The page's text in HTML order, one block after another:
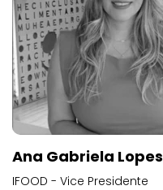
Ana Gabriela Lopes
IFOOD - Vice Presidente